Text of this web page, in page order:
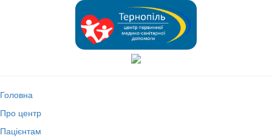
Головна
Про центр
Пацієнтам